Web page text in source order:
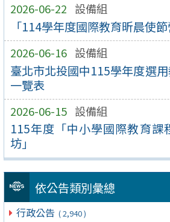
2026-06-22 設備組
「114學年度國際教育昕晨使
2026-06-16 設備組
臺北市北投國中115學年度選
一覽表
2026-06-15 設備組
115年度「中小學國際教育課
坊」
依公告類別彙總
行政公告 ( 2,940 )